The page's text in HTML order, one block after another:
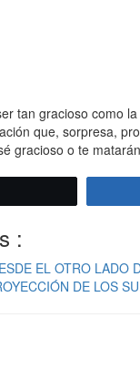
tan gracioso como
que, sorpresa,
gracioso o te
:
EL OTRO
DE LOS